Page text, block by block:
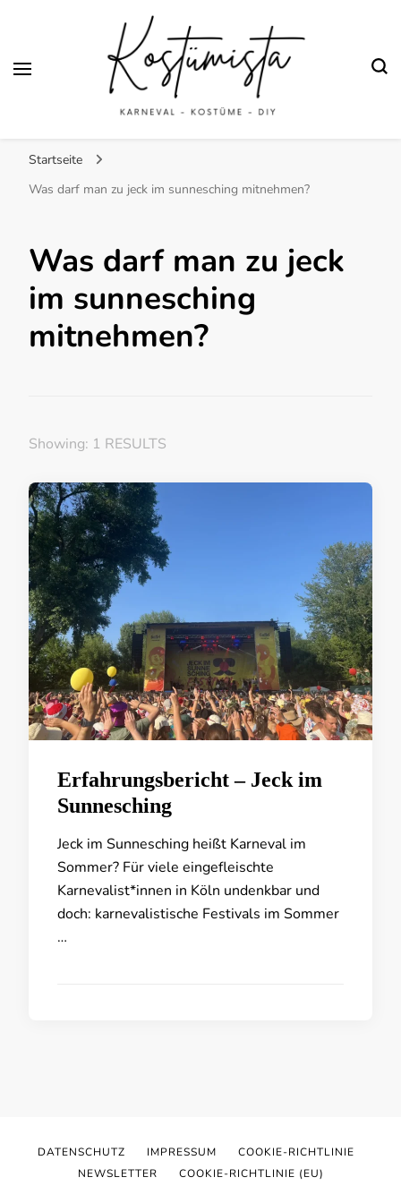
Kostüminspiration für
Halloween
Startseite
Was darf man zu jeck im sunnesching mitnehmen?
Was darf man zu jeck
im sunnesching
mitnehmen?
Showing: 1 RESULTS
Erfahrungsbericht – Jeck im
Sunnesching
Jeck im Sunnesching heißt Karneval im
Sommer? Für viele eingefleischte
Karnevalist*innen in Köln undenkbar und
doch: karnevalistische Festivals im Sommer
…
DATENSCHUTZ IMPRESSUM
COOKIE-RICHTLINIE
NEWSLETTER
COOKIE-RICHTLINIE (EU)